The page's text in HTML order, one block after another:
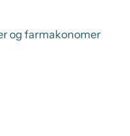
og farmakonomer